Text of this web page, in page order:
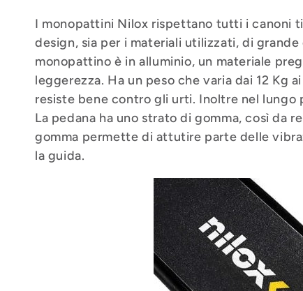
I monopattini Nilox rispettano tutti i canoni
design, sia per i materiali utilizzati, di
monopattino è in alluminio, un materiale
leggerezza. Ha un peso che varia dai 12 Kg
resiste bene contro gli urti. Inoltre nel
La pedana ha uno strato di gomma, così da
gomma permette di attutire parte delle
la guida.